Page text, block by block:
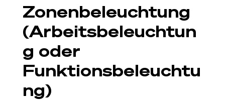
Zonenbeleuchtung
(Arbeitsbeleuchtun
g oder
Funktionsbeleuchtu
ng)